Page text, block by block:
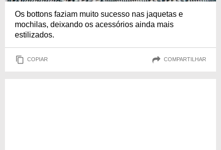
Os bottons faziam muito sucesso nas jaquetas e
mochilas, deixando os acessórios ainda mais
estilizados.
COPIAR COMPARTILHAR